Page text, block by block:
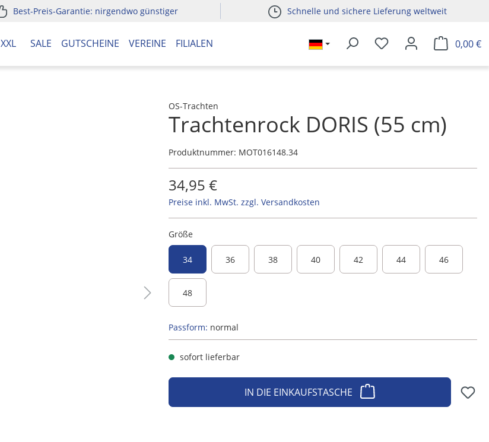
Best-Preis-Garantie: nirgendwo günstiger Schnelle und sichere Lieferung weltweit
XXL SALE GUTSCHEINE VEREINE FILIALEN 0,00 €
OS-Trachten
Trachtenrock DORIS (55 cm)
Produktnummer: MOT016148.34
34,95 €
Preise inkl. MwSt. zzgl. Versandkosten
Größe
34 36 38 40 42 44 46
48
Passform: normal
sofort lieferbar
IN DIE EINKAUFSTASCHE